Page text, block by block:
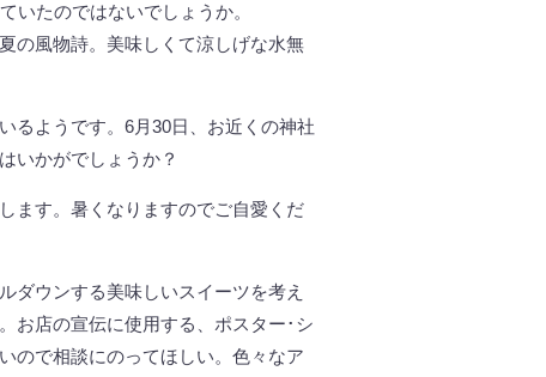
いたのではないでしょうか。
の風物詩。美味しくて涼しげな水無
るようです。6月30日、お近くの神社
いかがでしょうか？
ます。暑くなりますのでご自愛くだ
ダウンする美味しいスイーツを考え
お店の宣伝に使用する、ポスター･シ
ので相談にのってほしい。色々なア